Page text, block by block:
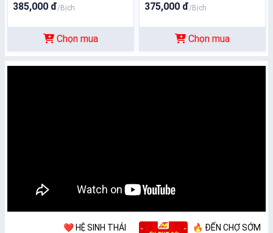
385,000 đ/Bịch
Chọn mua
375,000 đ/Bịch
Chọn mua
❤️ HỆ SINH THÁI
🔥 ĐẾN CHỢ SỚM